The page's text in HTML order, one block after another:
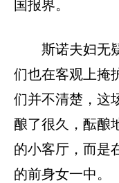
国报界。
斯诺夫妇无
们也在客观上掩
们并不清楚，这
酿了很久，酝酿
的小客厅，而
的前身女一中。